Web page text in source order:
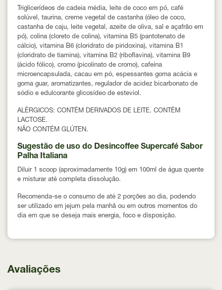
Triglicerídeos de cadeia média, leite de coco em pó, café
solúvel, taurina, creme vegetal de castanha (óleo de coco,
castanha de caju, leite vegetal, azeite de oliva, sal e açafrão em
pó), colina (cloreto de colina), vitamina B5 (pantotenato de
cálcio), vitamina B6 (cloridrato de piridoxina), vitamina B1
(cloridrato de tiamina), vitamina B2 (riboflavina), vitamina B9
(ácido fólico), cromo (picolinato de cromo), cafeína
microencapsulada, cacau em pó, espessantes goma acácia e
goma guar, aromatizantes, regulador de acidez bicarbonato de
sódio e edulcorante glicosídeo de esteviol.
ALÉRGICOS: CONTÉM DERIVADOS DE LEITE. CONTÉM
LACTOSE.
NÃO CONTÉM GLÚTEN.
Sugestão de uso do Desincoffee Supercafé Sabor
Palha Italiana
Diluir 1 scoop (aproximadamente 10g) em 100ml de água quente
e misturar até completa dissolução.
Recomenda-se o consumo de até 2 porções ao dia, podendo
ser utilizado em jejum pela manhã ou em outros momentos do
dia em que se deseja mais energia, foco e disposição.
Avaliações